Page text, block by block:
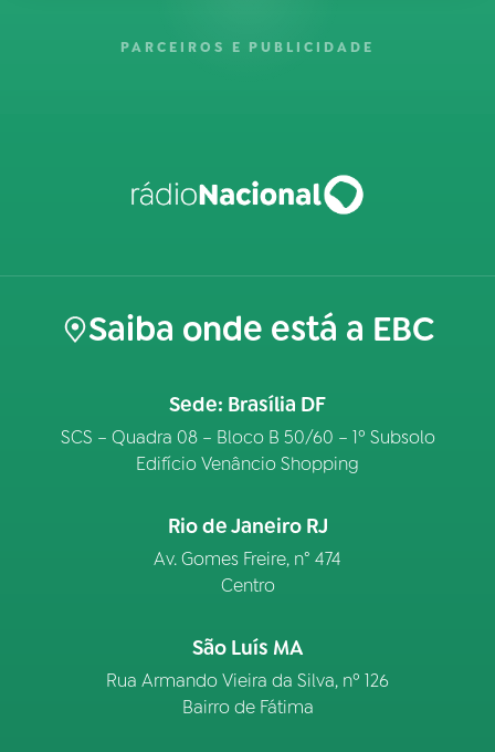
PARCEIROS E PUBLICIDADE
Saiba onde está a EBC
Sede: Brasília DF
SCS – Quadra 08 – Bloco B 50/60 – 1º Subsolo
Edifício Venâncio Shopping
Rio de Janeiro RJ
Av. Gomes Freire, n° 474
Centro
São Luís MA
Rua Armando Vieira da Silva, nº 126
Bairro de Fátima